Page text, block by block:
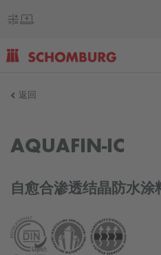
国
返回
AQUAFIN-IC
自愈合渗透结晶防水涂